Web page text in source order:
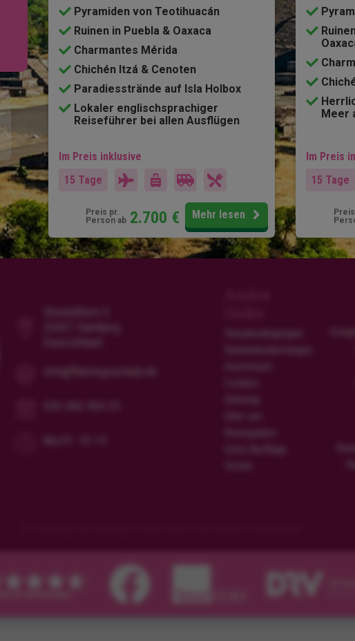
Pyramiden von Teotihuacán
Ruinen in Puebla & Oaxaca
Charmantes Mérida
Chichén Itzá & Cenoten
Paradiesstrände auf Isla Holbox
Lokaler englischsprachiger
Reiseführer bei allen Ausflügen
Im Preis inklusive
15 Tage
Preis pr.
Person ab 2.700 € Mehr lesen
Meer
Im Preis
15 Tage